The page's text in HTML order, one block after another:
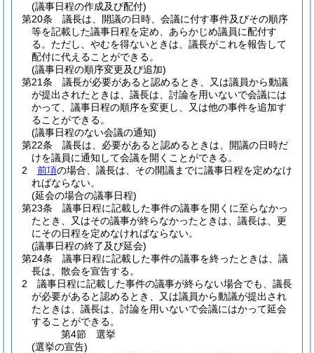
(議事日程の作成及び配付)
第20条
議長は、開議の日時、会議に付す事件及びその順序
等を記載した議事日程を定め、あらかじめ議員に配付す
る。 ただし、やむを得ないときは、議長がこれを報告して
配付に代えることができる。
(議事日程の順序変更及び追加)
第21条
議長が必要があると認めるとき、又は議員から動議
が提出されたときは、議長は、討論を用いないで会議には
かって、議事日程の順序を変更し、又は他の事件を追加す
ることができる。
(議事日程のない会議の通知)
第22条
議長は、必要があると認めるときは、開議の日時だ
けを議員に通知して会議を開くことができる。
2
前項の場合、議長は、その開議までに議事日程を定めなけ
ればならない。
(延会の場合の議事日程)
第23条
議事日程に記載した事件の議事を開くに至らなかっ
たとき、又はその議事が終らなかったときは、議長は、更
にその日程を定めなければならない。
(議事日程の終了及び延会)
第24条
議事日程に記載した事件の議事を終ったときは、議
長は、散会を宣告する。
2
議事日程に記載した事件の議事が終らない場合でも、議長
が必要があると認めるとき、又は議員から動議が提出され
たときは、議長は、討論を用いないで会議にはかって延会
することができる。
第4節
選挙
(選挙の宣告)